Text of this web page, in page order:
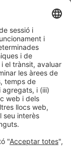
la nostra
Post
real de
seu conjunt”